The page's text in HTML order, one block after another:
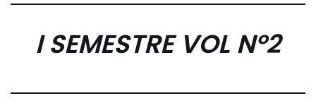
I SEMESTREVOL Nº2